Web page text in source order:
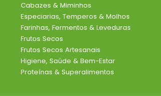
Cabazes & Miminhos
Especiarias, Temperos & Molhos
Farinhas, Fermentos & Leveduras
Frutos Secos
Frutos Secos Artesanais
Higiene, Saúde & Bem-Estar
Proteínas & Superalimentos